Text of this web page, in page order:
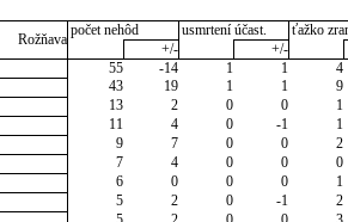
Rožňava
počet nehôd usmrtení účast. ťažko
+/-
+/-
55 -14 1 1 4
43 19 1 1 9
13 2 0 0 1
11 4 0 -1 1
9 7 0 0 2
7 4 0 0 0
6 0 0 0 1
5 2 0 -1 2